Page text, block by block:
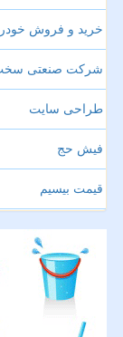
خرید و فروش
شرکت صنعتی
طراحی سایت
فیش حج
قیمت بیسیم